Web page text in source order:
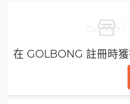
在 GOLBONG 註冊時